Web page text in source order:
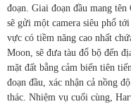
đoạn. Giai đoạn đầu mang
sẽ gửi một camera siêu phổ
vực có tiềm năng cao nhất
Moon, sẽ đưa tàu đổ bộ đến
mặt đất bằng cảm biến tiên
đoạn đầu, xác nhận cả nồng
thác. Nhiệm vụ cuối cùng,